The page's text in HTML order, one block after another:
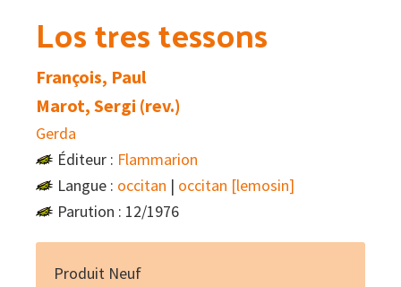
Los tres tessons
François, Paul
Marot, Sergi (rev.)
Gerda
Éditeur : Flammarion
Langue : occitan | occitan [lemosin]
Parution : 12/1976
Produit Neuf